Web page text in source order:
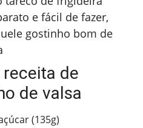
e fácil de fazer,
gostinho bom de
de
de valsa
(135g)